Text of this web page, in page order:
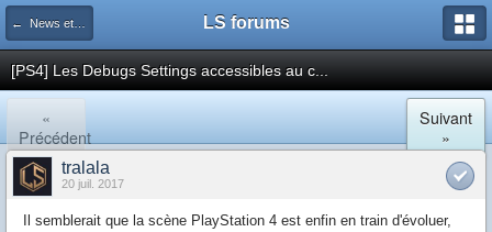
← News et actualités postées sur LS LS forums
[PS4] Les Debugs Settings accessibles au c...
«
Précédent
Suivant
»
tralala
20 juil. 2017
Il semblerait que la scène PlayStation 4 est enfin en train d'évoluer,